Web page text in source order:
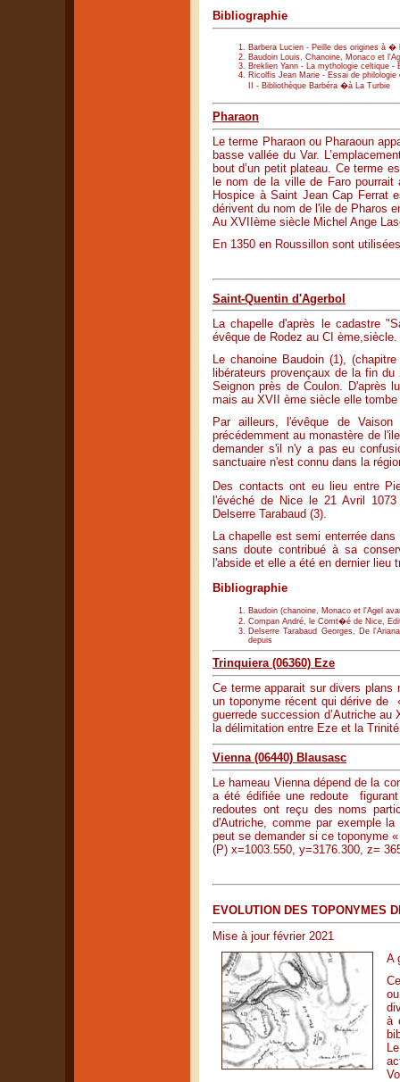
Bibliographie
Barbera Lucien - Peille des origines à
Baudoin Louis, Chanoine, Monaco et
Breklien Yann - La mythologie celtique -
Ricolfis Jean Marie - Essai de
II - Bibliothèque Barbéra �à La Turbie
Pharaon
Le terme Pharaon ou Pharaoun
basse vallée du Var.
bout d’un petit plateau. Ce terme
le nom de la ville de Faro
Hospice à Saint Jean Cap Ferrat
dérivent du nom de l'ile de Pharos
Au XVIIème siècle Michel Ange
En 1350 en Roussillon sont
Saint-Quentin d'Agerbol
La chapelle d'après le cadastre
évêque de Rodez au CI ème,siècle.
Le chanoine Baudoin (1),
libérateurs provençaux de la fin
Seignon près de Coulon. D'après
mais au XVII ème siècle elle
Par ailleurs, l'évêque de
précédemment au monastère de
demander s'il n'y a pas eu
sanctuaire n'est connu dans la
Des contacts ont eu lieu entre
l'évéché de Nice le 21 Avril
Delserre Tarabaud (3).
La chapelle est semi enterrée
sans doute contribué à sa
l'abside et elle a été en dernier lieu
Bibliographie
Baudoin (chanoine, Monaco et l'Agel
Compan André, le Comt�é de Nice,
Delserre Tarabaud Georges, De
depuis
Trinquiera (06360) Eze
Ce terme apparait sur divers plans
un toponyme récent qui dérive de
guerrede succession d’Autriche
la délimitation entre Eze et la
Vienna (06440) Blausasc
Le hameau Vienna dépend de la
a été édifiée une redoute
redoutes ont reçu des noms
d'Autriche, comme par exemple
peut se demander si ce toponyme
(P) x=1003.550, y=3176.300, z=
EVOLUTION DES TOPONYMES
Mise à jour février 2021
A
à